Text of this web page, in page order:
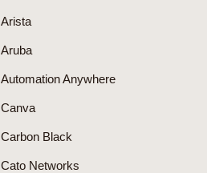
Arista
Aruba
Automation Anywhere
Canva
Carbon Black
Cato Networks